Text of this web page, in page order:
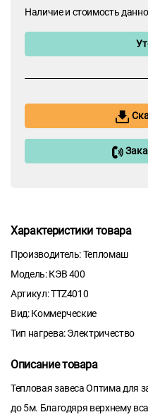
Наличие и стоимость
Характеристики товара
Производитель: Тепломаш
Модель: КЭВ 400
Артикул: TTZ4010
Вид: Коммерческие
Тип нагрева: Электричество
Описание товара
Тепловая завеса Оптима для
до 5м. Благодяря верхнему